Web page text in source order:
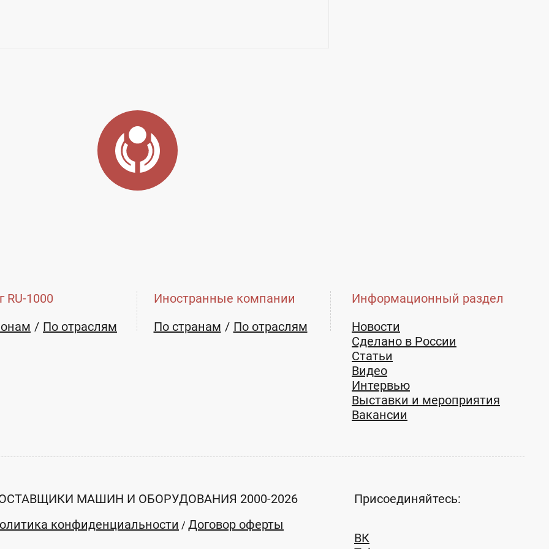
Санкт-Петербург
р-н, Горелово, ул. Понссе, д.18
RU-1000
По отраслям
Иностранные компании
По странам
По отраслям
Информационный раздел
Новости
Сделано в России
Статьи
Видео
Интервью
Выставки и мероприятия
Вакансии
МАШИН И ОБОРУДОВАНИЯ 2000-2026
конфиденциальности / Договор оферты
Присоединяйтесь:
ВК